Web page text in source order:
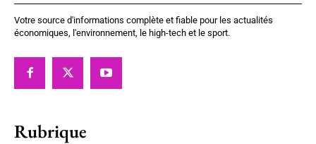
Votre source d'informations complète et fiable pour les actualités
économiques, l'environnement, le high-tech et le sport.
Rubrique